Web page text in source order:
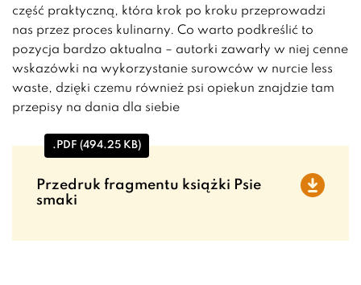
część praktyczną, która krok po kroku przeprowadzi
nas przez proces kulinarny. Co warto podkreślić to
pozycja bardzo aktualna – autorki zawarły w niej cenne
wskazówki na wykorzystanie surowców w nurcie less
waste, dzięki czemu również psi opiekun znajdzie tam
przepisy na dania dla siebie
.PDF (494.25 KB)
Przedruk fragmentu książki Psie
smaki